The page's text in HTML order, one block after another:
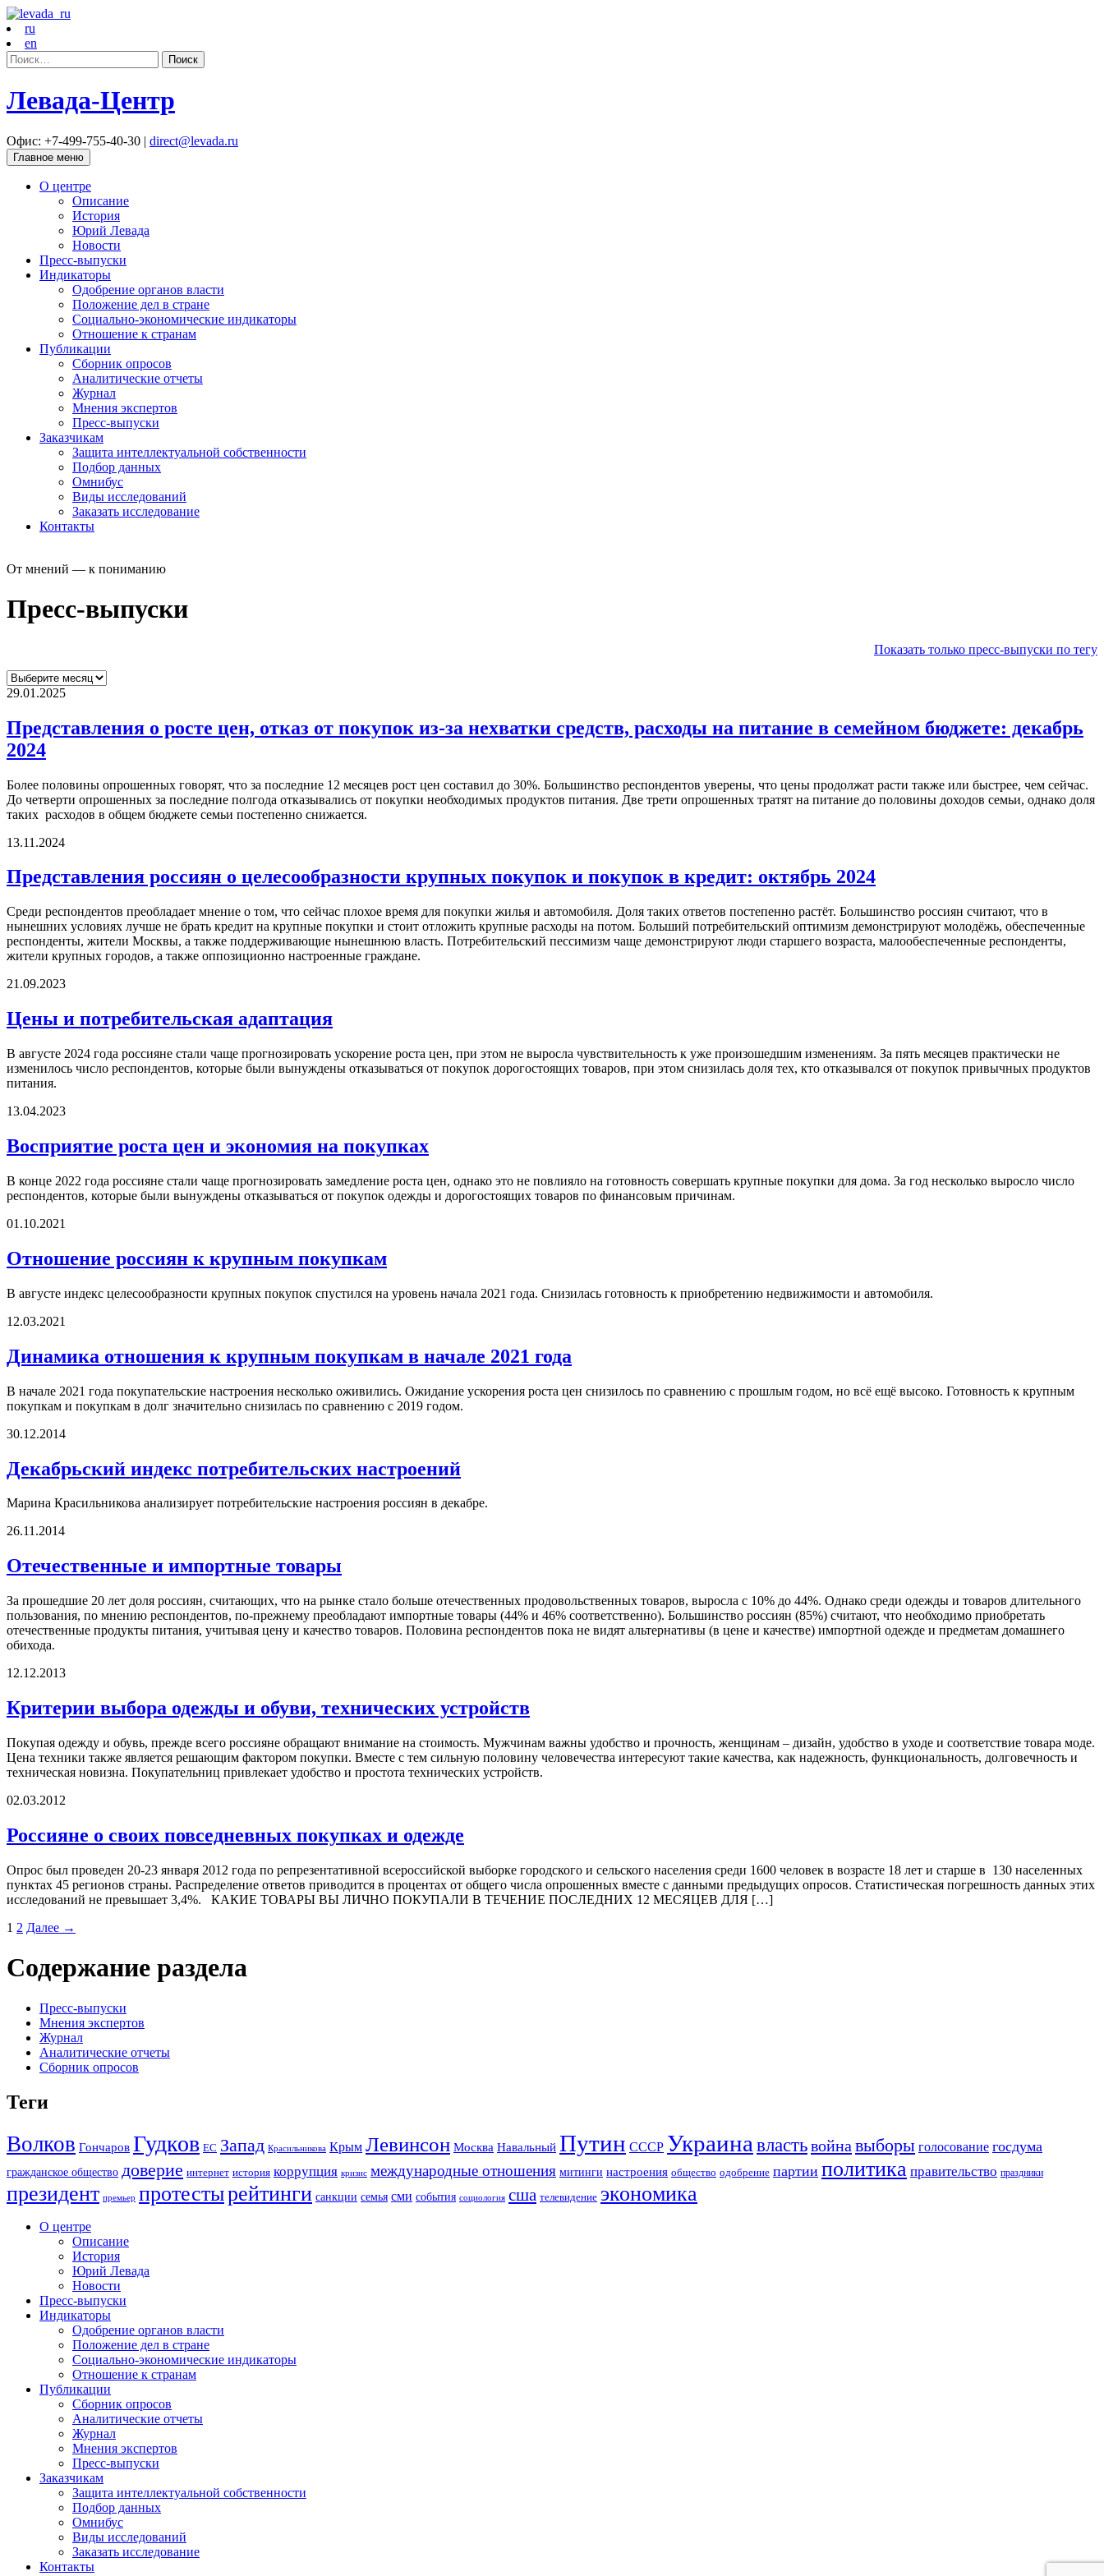
ru
en
Найти:
Левада-Центр
Офис: +7-499-755-40-30 | direct@levada.ru
Главное меню
О центре
Описание
История
Юрий Левада
Новости
Пресс-выпуски
Индикаторы
Одобрение органов власти
Положение дел в стране
Социально-экономические индикаторы
Отношение к странам
Публикации
Сборник опросов
Аналитические отчеты
Журнал
Мнения экспертов
Пресс-выпуски
Заказчикам
Защита интеллектуальной собственности
Подбор данных
Омнибус
Виды исследований
Заказать исследование
Контакты
От мнений — к пониманию
Пресс-выпуски
Показать только пресс-выпуски по тегу
29.01.2025
Представления о росте цен, отказ от покупок из-за нехватки средств, расходы на питание в семейном бюджете: декабрь
2024
Более половины опрошенных говорят, что за последние 12 месяцев рост цен составил до 30%. Большинство респондентов уверены, что цены продолжат расти также или быстрее, чем сейчас.
До четверти опрошенных за последние полгода отказывались от покупки необходимых продуктов питания. Две трети опрошенных тратят на питание до половины доходов семьи, однако доля
таких расходов в общем бюджете семьи постепенно снижается.
13.11.2024
Представления россиян о целесообразности крупных покупок и покупок в кредит: октябрь 2024
Среди респондентов преобладает мнение о том, что сейчас плохое время для покупки жилья и автомобиля. Доля таких ответов постепенно растёт. Большинство россиян считают, что в
нынешних условиях лучше не брать кредит на крупные покупки и стоит отложить крупные расходы на потом. Больший потребительский оптимизм демонстрируют молодёжь, обеспеченные
респонденты, жители Москвы, а также поддерживающие нынешнюю власть. Потребительский пессимизм чаще демонстрируют люди старшего возраста, малообеспеченные респонденты,
жители крупных городов, а также оппозиционно настроенные граждане.
21.09.2023
Цены и потребительская адаптация
В августе 2024 года россияне стали чаще прогнозировать ускорение роста цен, при этом не выросла чувствительность к уже произошедшим изменениям. За пять месяцев практически не
изменилось число респондентов, которые были вынуждены отказываться от покупок дорогостоящих товаров, при этом снизилась доля тех, кто отказывался от покупок привычных продуктов
питания.
13.04.2023
Восприятие роста цен и экономия на покупках
В конце 2022 года россияне стали чаще прогнозировать замедление роста цен, однако это не повлияло на готовность совершать крупные покупки для дома. За год несколько выросло число
респондентов, которые были вынуждены отказываться от покупок одежды и дорогостоящих товаров по финансовым причинам.
01.10.2021
Отношение россиян к крупным покупкам
В августе индекс целесообразности крупных покупок спустился на уровень начала 2021 года. Снизилась готовность к приобретению недвижимости и автомобиля.
12.03.2021
Динамика отношения к крупным покупкам в начале 2021 года
В начале 2021 года покупательские настроения несколько оживились. Ожидание ускорения роста цен снизилось по сравнению с прошлым годом, но всё ещё высоко. Готовность к крупным
покупкам и покупкам в долг значительно снизилась по сравнению с 2019 годом.
30.12.2014
Декабрьский индекс потребительских настроений
Марина Красильникова анализирует потребительские настроения россиян в декабре.
26.11.2014
Отечественные и импортные товары
За прошедшие 20 лет доля россиян, считающих, что на рынке стало больше отечественных продовольственных товаров, выросла с 10% до 44%. Однако среди одежды и товаров длительного
пользования, по мнению респондентов, по-прежнему преобладают импортные товары (44% и 46% соответственно). Большинство россиян (85%) считают, что необходимо приобретать
отечественные продукты питания, учитывая цену и качество товаров. Половина респондентов пока не видят альтернативы (в цене и качестве) импортной одежде и предметам домашнего
обихода.
12.12.2013
Критерии выбора одежды и обуви, технических устройств
Покупая одежду и обувь, прежде всего россияне обращают внимание на стоимость. Мужчинам важны удобство и прочность, женщинам – дизайн, удобство в уходе и соответствие товара моде.
Цена техники также является решающим фактором покупки. Вместе с тем сильную половину человечества интересуют такие качества, как надежность, функциональность, долговечность и
техническая новизна. Покупательниц привлекает удобство и простота технических устройств.
02.03.2012
Россияне о своих повседневных покупках и одежде
Опрос был проведен 20-23 января 2012 года по репрезентативной всероссийской выборке городского и сельского населения среди 1600 человек в возрасте 18 лет и старше в 130 населенных
пунктах 45 регионов страны. Распределение ответов приводится в процентах от общего числа опрошенных вместе с данными предыдущих опросов. Статистическая погрешность данных этих
исследований не превышает 3,4%. КАКИЕ ТОВАРЫ ВЫ ЛИЧНО ПОКУПАЛИ В ТЕЧЕНИЕ ПОСЛЕДНИХ 12 МЕСЯЦЕВ ДЛЯ […]
1 2 Далее →
Содержание раздела
Пресс-выпуски
Мнения экспертов
Журнал
Аналитические отчеты
Сборник опросов
Теги
Волков Гончаров Гудков ЕС Запад Красильникова Крым Левинсон Москва Навальный Путин СССР Украина властьвойна выборы голосование госдума
гражданское общество доверие интернет история коррупция кризис международные отношения митинги настроения общество одобрение партии политика правительство праздники
президент премьер протестырейтинги санкции семья сми события социология сша телевидение экономика
О центре
Описание
История
Юрий Левада
Новости
Пресс-выпуски
Индикаторы
Одобрение органов власти
Положение дел в стране
Социально-экономические индикаторы
Отношение к странам
Публикации
Сборник опросов
Аналитические отчеты
Журнал
Мнения экспертов
Пресс-выпуски
Заказчикам
Защита интеллектуальной собственности
Подбор данных
Омнибус
Виды исследований
Заказать исследование
Контакты